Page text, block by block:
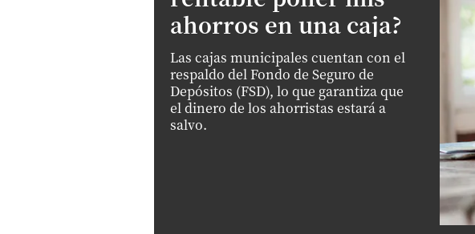
ahorros en una caja?
Las cajas municipales cuentan con el
respaldo del Fondo de Seguro de
Depósitos (FSD), lo que garantiza que
el dinero de los ahorristas estará a
salvo.